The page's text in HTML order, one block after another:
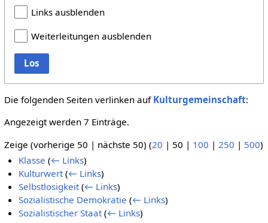
Links ausblenden
Weiterleitungen ausblenden
Los
Die folgenden Seiten verlinken auf Kulturgemeinschaft:
Angezeigt werden 7 Einträge.
Zeige (vorherige 50 | nächste 50) (20 | 50 | 100 | 250 | 500)
Klasse (← Links)
Kulturwert (← Links)
Selbstlosigkeit (← Links)
Sozialistische Demokratie (← Links)
Sozialistischer Staat (← Links)